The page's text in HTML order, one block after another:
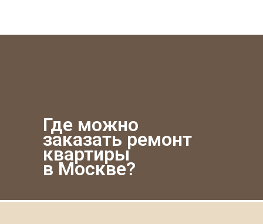
Где можно
заказать ремонт
квартиры
в Москве?